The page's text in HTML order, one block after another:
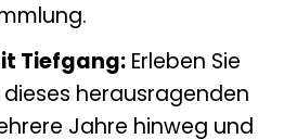
Tiefgang:Erleben Sie
herausragenden
Jahre hinweg und